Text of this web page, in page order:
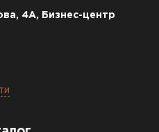
4А, Бизнес-центр